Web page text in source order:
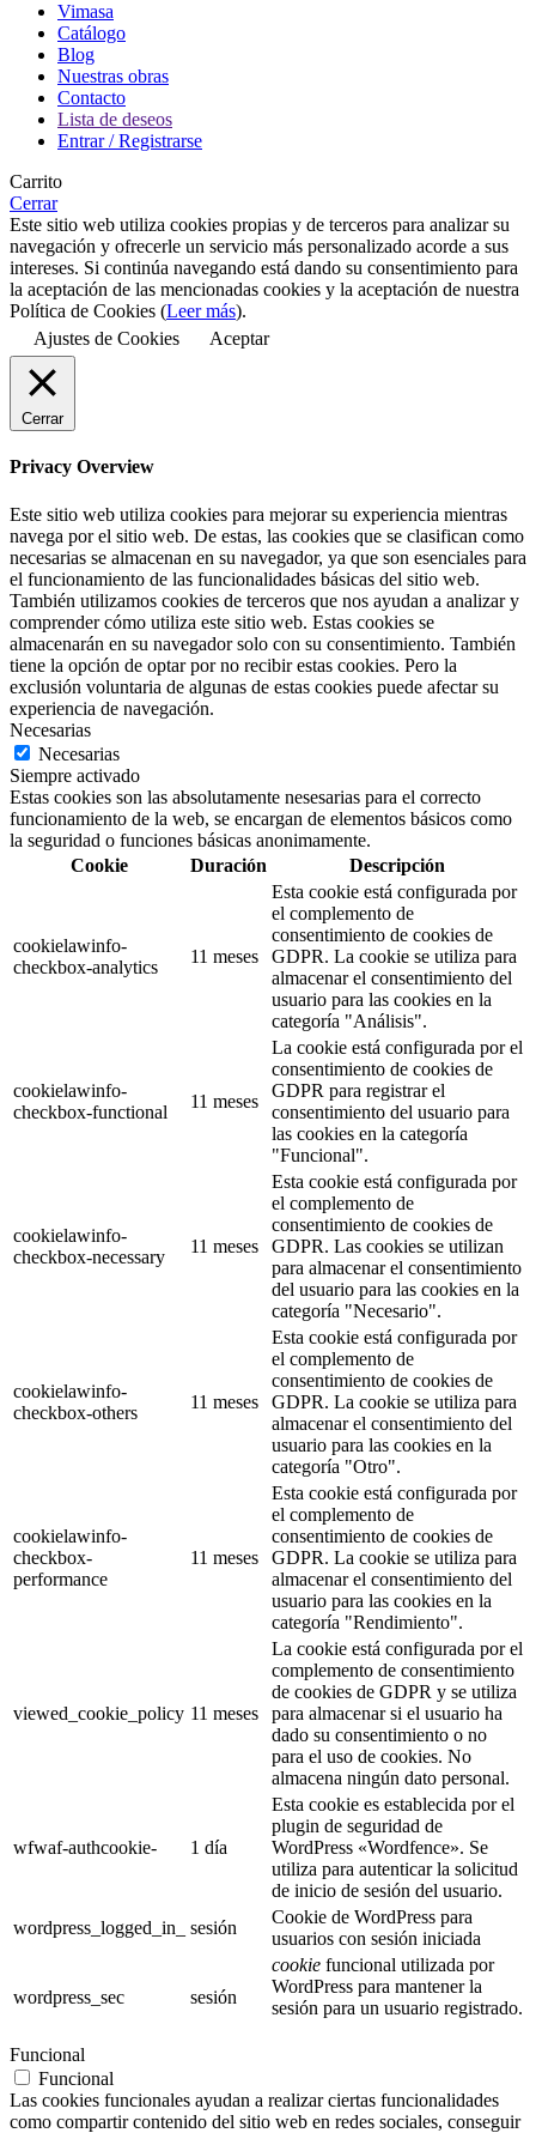
Vimasa
Catálogo
Blog
Nuestras obras
Contacto
Lista de deseos
Entrar / Registrarse
Carrito
Cerrar
Este sitio web utiliza cookies propias y de terceros para analizar su
navegación y ofrecerle un servicio más personalizado acorde a sus
intereses. Si continúa navegando está dando su consentimiento para
la aceptación de las mencionadas cookies y la aceptación de nuestra
Política de Cookies (Leer más).
Ajustes de Cookies
Aceptar
Cerrar
Privacy Overview
Este sitio web utiliza cookies para mejorar su experiencia mientras
navega por el sitio web. De estas, las cookies que se clasifican como
necesarias se almacenan en su navegador, ya que son esenciales para
el funcionamiento de las funcionalidades básicas del sitio web.
También utilizamos cookies de terceros que nos ayudan a analizar y
comprender cómo utiliza este sitio web. Estas cookies se
almacenarán en su navegador solo con su consentimiento. También
tiene la opción de optar por no recibir estas cookies. Pero la
exclusión voluntaria de algunas de estas cookies puede afectar su
experiencia de navegación.
Necesarias
Necesarias
Siempre activado
Estas cookies son las absolutamente nesesarias para el correcto
funcionamiento de la web, se encargan de elementos básicos como
la seguridad o funciones básicas anonimamente.
Cookie
Duración Descripción
cookielawinfo-
checkbox-analytics
11 meses
Esta cookie está configurada por
el complemento de
consentimiento de cookies de
GDPR. La cookie se utiliza para
almacenar el consentimiento del
usuario para las cookies en la
categoría "Análisis".
cookielawinfo-
checkbox-functional
11 meses
La cookie está configurada por el
consentimiento de cookies de
GDPR para registrar el
consentimiento del usuario para
las cookies en la categoría
"Funcional".
cookielawinfo-
checkbox-necessary
11 meses
Esta cookie está configurada por
el complemento de
consentimiento de cookies de
GDPR. Las cookies se utilizan
para almacenar el consentimiento
del usuario para las cookies en la
categoría "Necesario".
cookielawinfo-
checkbox-others
11 meses
Esta cookie está configurada por
el complemento de
consentimiento de cookies de
GDPR. La cookie se utiliza para
almacenar el consentimiento del
usuario para las cookies en la
categoría "Otro".
cookielawinfo-
checkbox-
performance
11 meses
Esta cookie está configurada por
el complemento de
consentimiento de cookies de
GDPR. La cookie se utiliza para
almacenar el consentimiento del
usuario para las cookies en la
categoría "Rendimiento".
viewed_cookie_policy 11 meses
La cookie está configurada por el
complemento de consentimiento
de cookies de GDPR y se utiliza
para almacenar si el usuario ha
dado su consentimiento o no
para el uso de cookies. No
almacena ningún dato personal.
wfwaf-authcookie- 1 día
Esta cookie es establecida por el
plugin de seguridad de
WordPress «Wordfence». Se
utiliza para autenticar la solicitud
de inicio de sesión del usuario.
wordpress_logged_in_
sesión
Cookie de WordPress para
usuarios con sesión iniciada
wordpress_sec sesión
cookie funcional utilizada por
WordPress para mantener la
sesión para un usuario registrado.
Funcional
Funcional
Las cookies funcionales ayudan a realizar ciertas funcionalidades
como compartir contenido del sitio web en redes sociales, conseguir